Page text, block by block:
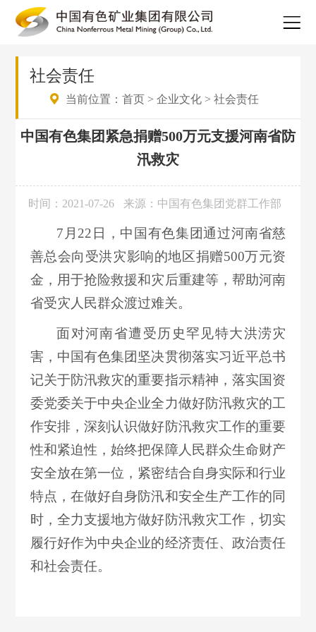
社会责任
当前位置：首页 >企业文化 >社会责任
中国有色集团紧急捐赠500万元支援河南省防
汛救灾
时间：2021-07-26 来源：中国有色集团党群工作部
7月22日，中国有色集团通过河南省慈
善总会向受洪灾影响的地区捐赠500万元资
金，用于抢险救援和灾后重建等，帮助河南
省受灾人民群众渡过难关。
面对河南省遭受历史罕见特大洪涝灾
害，中国有色集团坚决贯彻落实习近平总书
记关于防汛救灾的重要指示精神，落实国资
委党委关于中央企业全力做好防汛救灾的工
作安排，深刻认识做好防汛救灾工作的重要
性和紧迫性，始终把保障人民群众生命财产
安全放在第一位，紧密结合自身实际和行业
特点，在做好自身防汛和安全生产工作的同
时，全力支援地方做好防汛救灾工作，切实
履行好作为中央企业的经济责任、政治责任
和社会责任。